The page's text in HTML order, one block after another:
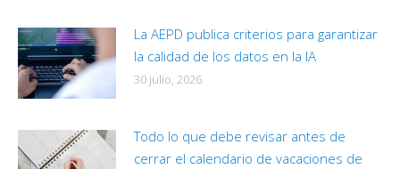
La AEPD publica criterios para garantizar
la calidad de los datos en la IA
30 julio, 2026
Todo lo que debe revisar antes de
cerrar el calendario de vacaciones de